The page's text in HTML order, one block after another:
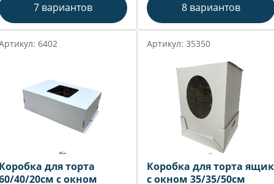
7 вариантов 8 вариантов
6402
для торта
40/20см с окном
Артикул: 35350
Коробка для торта ящик
с окном 35/35/50см